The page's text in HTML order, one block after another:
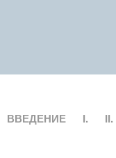
ВВЕДЕНИЕ I. II.